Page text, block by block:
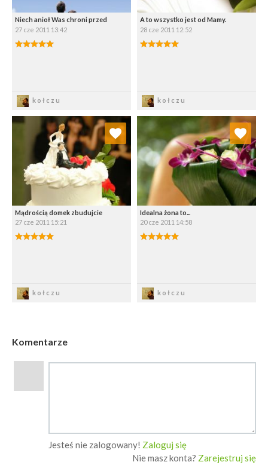
Niech anioł Was chroni przed
27 cze 2011 13:42
5.00/5
kołczu
A to wszystko jest od Mamy.
28 cze 2011 12:52
5.00/5
kołczu
Mądrością domek zbudujcie
27 cze 2011 15:21
5.00/5
kołczu
Dodaj do ulubionych
Wybierz listę:
Idealna żona to...
20 cze 2011 14:58
5.00/5
kołczu
Dodaj do ulubionych
Wybierz listę:
Komentarze
Jesteś nie zalogowany! Zaloguj się
Nie masz konta? Zarejestruj się